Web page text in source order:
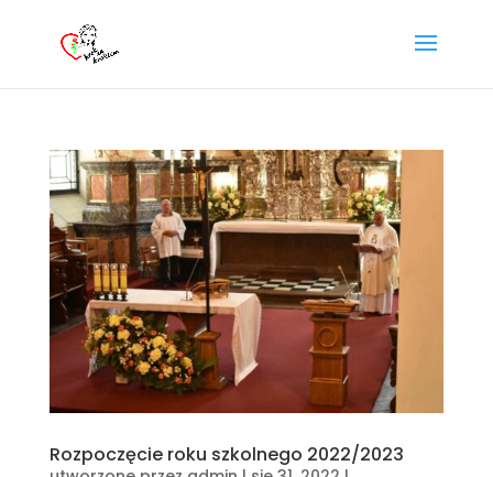
Rozpoczęcie roku szkolnego 2022/2023